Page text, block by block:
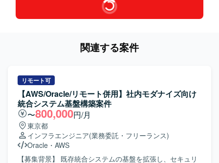
関連する案件
リモート可
【AWS/Oracle/リモート併用】社内モダナイズ向け
統合システム基盤構築案件
〜800,000円/月
東京都
インフラエンジニア(業務委託・フリーランス)
Oracle ・ AWS
【募集背景】 既存統合システムの基盤を拡張し、セキュリ